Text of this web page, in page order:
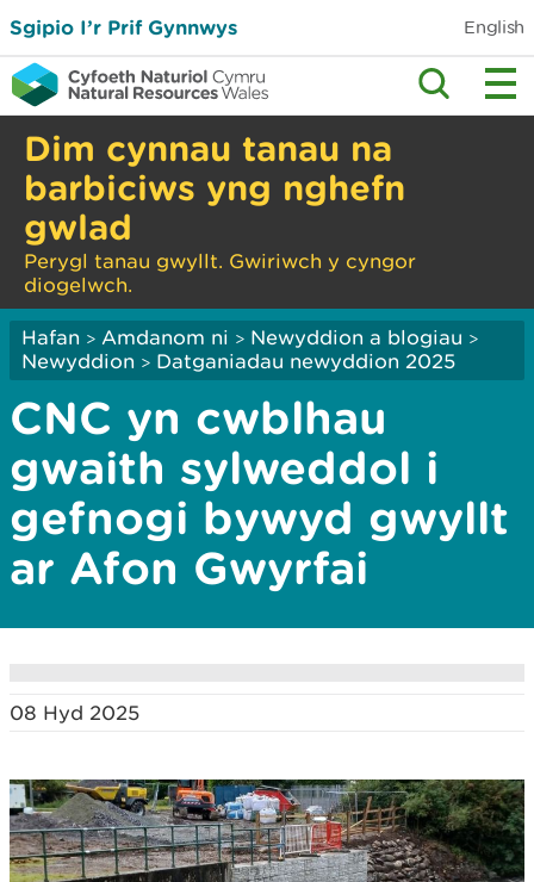
Sgipio I’r Prif Gynnwys English
Dim cynnau tanau na
barbiciws yng nghefn
gwlad
Perygl tanau gwyllt. Gwiriwch y cyngor
diogelwch.
Hafan > Amdanom ni > Newyddion a blogiau >
Newyddion > Datganiadau newyddion 2025
CNC yn cwblhau
gwaith sylweddol i
gefnogi bywyd gwyllt
ar Afon Gwyrfai
08 Hyd 2025